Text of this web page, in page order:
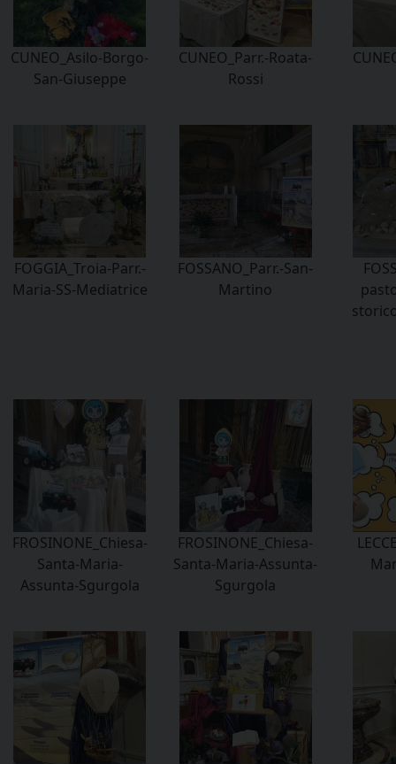
CUNEO_Asilo-Borgo-
San-Giuseppe
CUNEO_Parr.-Roata-
Rossi
FOGGIA_Troia-Parr.-
Maria-SS-Mediatrice
FOSSANO_Parr.-San-
Martino
FROSINONE_Chiesa-
Santa-Maria-
Assunta-Sgurgola
FROSINONE_Chiesa-
Santa-Maria-Assunta-
Sgurgola